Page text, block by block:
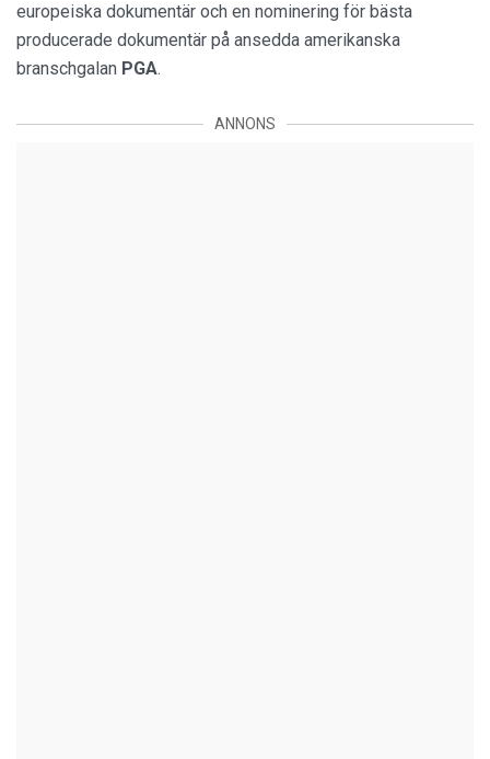
europeiska dokumentär och en nominering för bästa
producerade dokumentär på ansedda amerikanska
branschgalan PGA.
ANNONS